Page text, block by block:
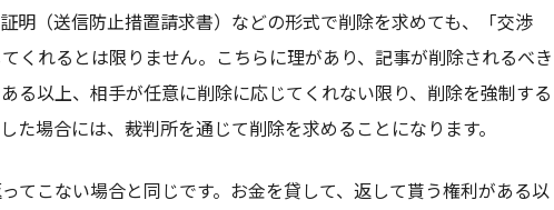
明（送信防止措置請求書）などの形式で削除を求めても、「交渉
くれるとは限りません。こちらに理があり、記事が削除されるべき
る以上、相手が任意に削除に応じてくれない限り、削除を強制する
た場合には、裁判所を通じて削除を求めることになります。
てこない場合と同じです。お金を貸して、返して貰う権利がある以